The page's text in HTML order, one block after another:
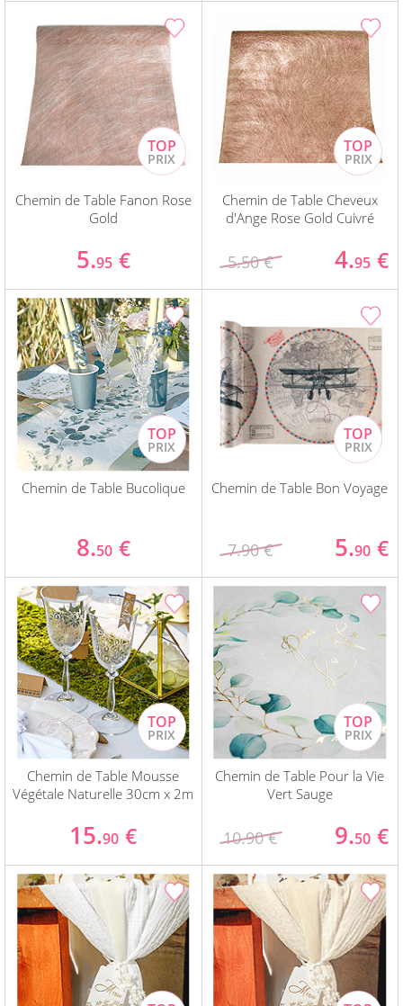
Chemin de Table Fanon Rose
Gold
5.95 €
Chemin de Table Cheveux
d'Ange Rose Gold Cuivré
5.50 € 4.95 €
Chemin de Table Bucolique
8.50 €
Chemin de Table Bon Voyage
7.90 € 5.90 €
Chemin de Table Mousse
Végétale Naturelle 30cm x 2m
15.90 €
Chemin de Table Pour la Vie
Vert Sauge
10.90 € 9.50 €